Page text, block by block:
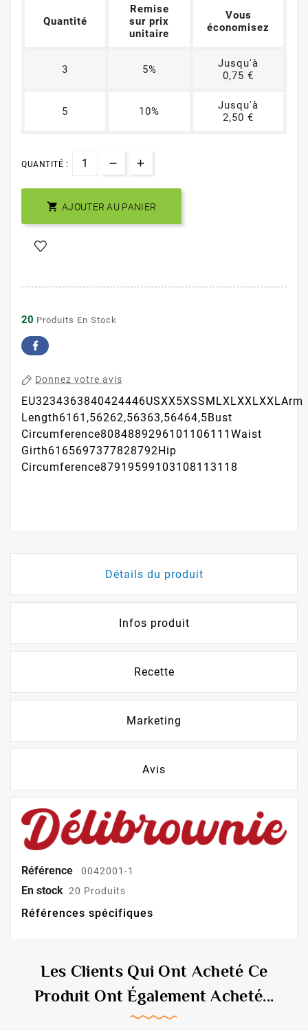
Quantité
Remise
sur prix
unitaire
Vous
économisez
3 5%
Jusqu'à
0,75 €
5 10%
Jusqu'à
2,50 €
QUANTITÉ :
 AJOUTER AU PANIER
20 Produits En Stock
Donnez votre avis
EU3234363840424446USXX5XSSMLXLXXLXXLArm
Length6161,56262,56363,56464,5Bust
Circumference8084889296101106111Waist
Girth6165697377828792Hip
Circumference87919599103108113118
Détails du produit
Infos produit
Recette
Marketing
Avis
Référence 0042001-1
En stock 20 Produits
Références spécifiques
Les Clients Qui Ont Acheté Ce
Produit Ont Également Acheté...